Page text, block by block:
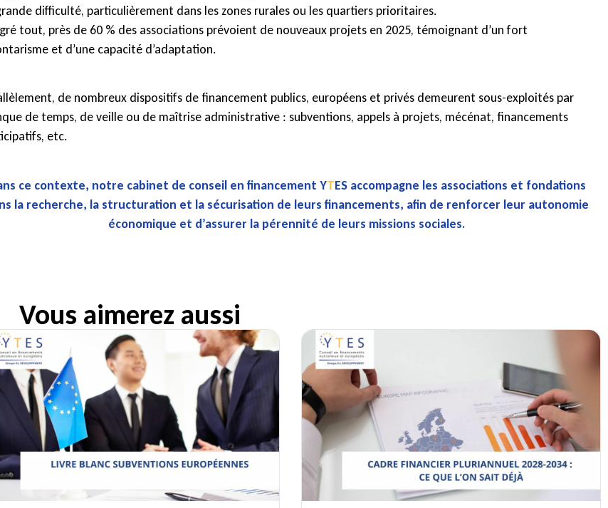
difficulté, particulièrement dans les zones rurales ou les quartiers prioritaires.
tout, près de 60 % des associations prévoient de nouveaux projets en 2025, témoignant d’un fort
et d’une capacité d’adaptation.
de nombreux dispositifs de financement publics, européens et privés demeurent sous-exploités par
de temps, de veille ou de maîtrise administrative : subventions, appels à projets, mécénat, financements
etc.
ce contexte, notre cabinet de conseil en financement YTESaccompagne les associations et fondations
la recherche, la structuration et la sécurisation de leurs financements, afin de renforcer leur autonomie
économique et d’assurer la pérennité de leurs missions sociales.
Vous aimerez aussi